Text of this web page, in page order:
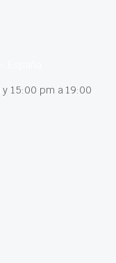
15:00 pm a 19:00